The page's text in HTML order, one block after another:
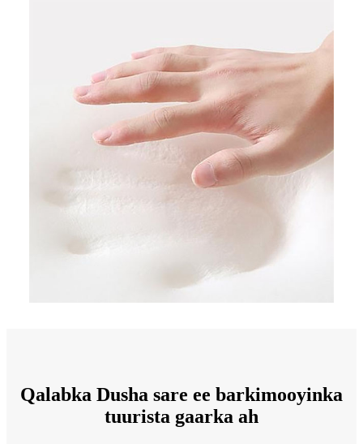
Qalabka Dusha sare ee barkimooyinka
tuurista gaarka ah